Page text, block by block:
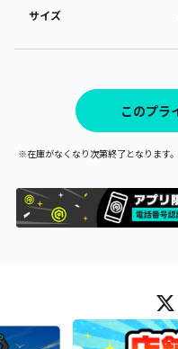
サイズ
このプラ
※在庫がなくなり次第終了となります